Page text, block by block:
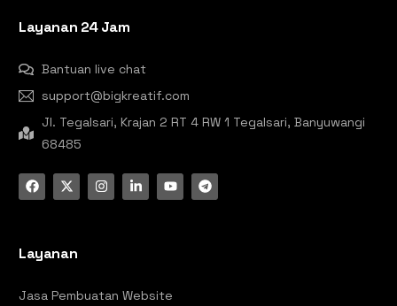
Layanan 24 Jam
Bantuan live chat
support@bigkreatif.com
Jl. Tegalsari, Krajan 2 RT 4 RW 1 Tegalsari, Banyuwangi
68485
Layanan
Jasa Pembuatan Website